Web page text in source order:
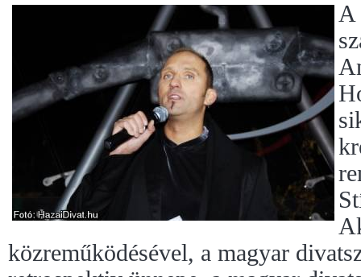
A
közreműködésével, a magyar